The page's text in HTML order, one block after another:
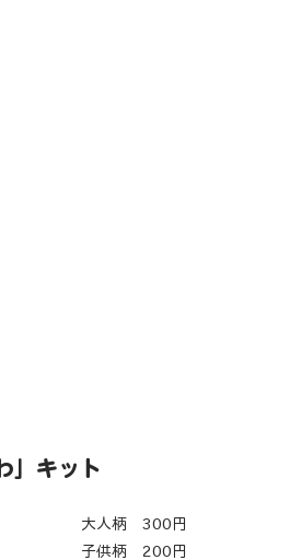
」キット
大人柄 300円
​子供柄 200円